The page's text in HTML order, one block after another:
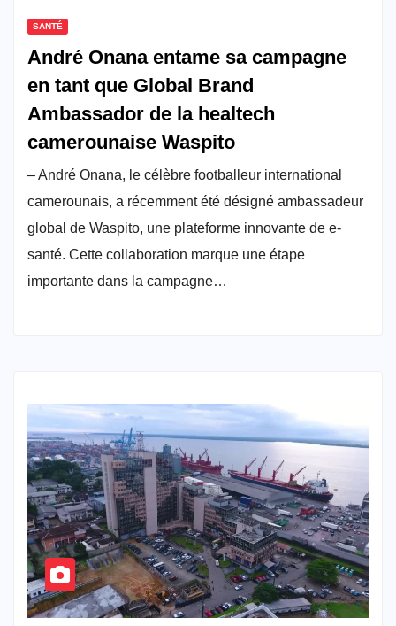
SANTÉ
André Onana entame sa campagne
en tant que Global Brand
Ambassador de la healtech
camerounaise Waspito
– André Onana, le célèbre footballeur international
camerounais, a récemment été désigné ambassadeur
global de Waspito, une plateforme innovante de e-
santé. Cette collaboration marque une étape
importante dans la campagne…